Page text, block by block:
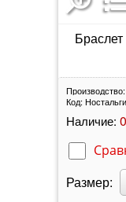
Производство:
Код:
Наличие: 0
Размер: